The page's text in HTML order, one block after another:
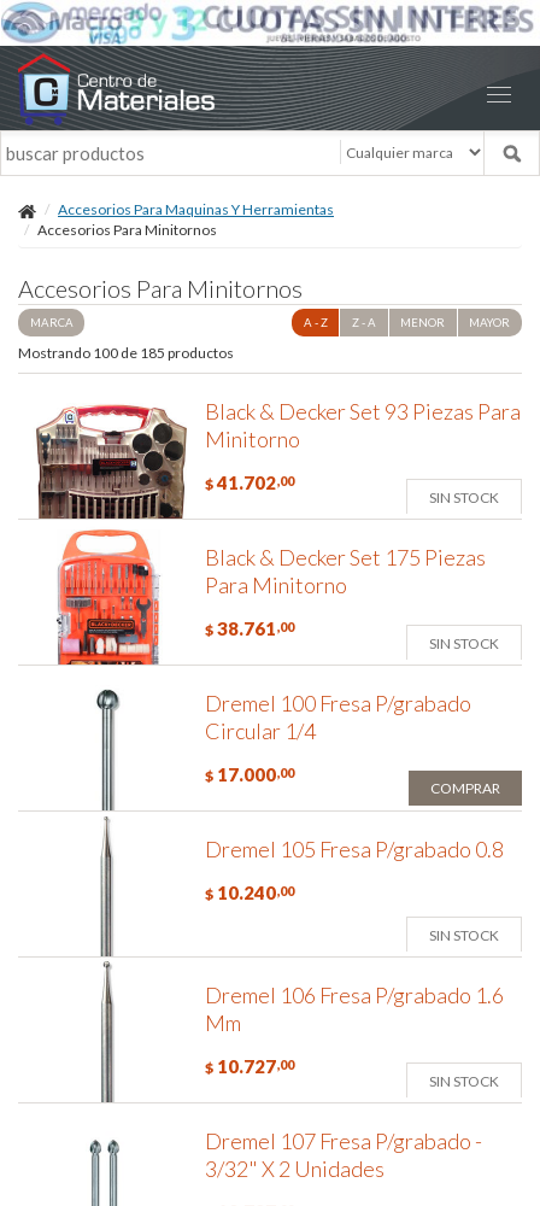
Accesorios Para Maquinas Y Herramientas
Accesorios Para Minitornos
Accesorios Para Minitornos
MARCA A - Z Z - A MENOR MAYOR
Mostrando 100 de 185 productos
Black & Decker Set 93 Piezas Para
Minitorno
$ 41.702,00
SIN STOCK
Black & Decker Set 175 Piezas
Para Minitorno
$ 38.761,00
SIN STOCK
Dremel 100 Fresa P/grabado
Circular 1/4
$ 17.000,00
COMPRAR
Dremel 105 Fresa P/grabado 0.8
$ 10.240,00
SIN STOCK
Dremel 106 Fresa P/grabado 1.6
Mm
$ 10.727,00
SIN STOCK
Dremel 107 Fresa P/grabado -
3/32" X 2 Unidades